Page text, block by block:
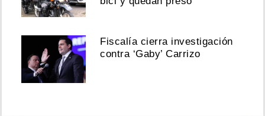
Fiscalía cierra investigación
contra ‘Gaby’ Carrizo